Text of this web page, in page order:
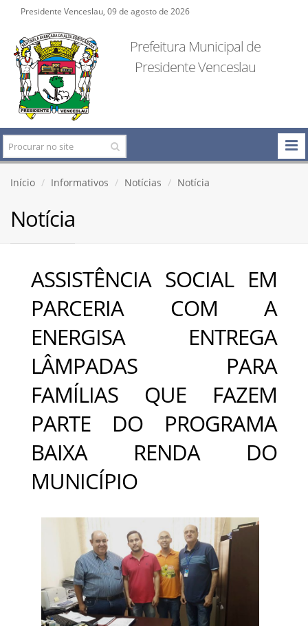
Presidente Venceslau, 09 de agosto de 2026
Prefeitura Municipal de
Presidente Venceslau
Início Informativos Notícias Notícia
Notícia
ASSISTÊNCIA SOCIAL EM
PARCERIA COM A
ENERGISA ENTREGA
LÂMPADAS PARA
FAMÍLIAS QUE FAZEM
PARTE DO PROGRAMA
BAIXA RENDA DO
MUNICÍPIO